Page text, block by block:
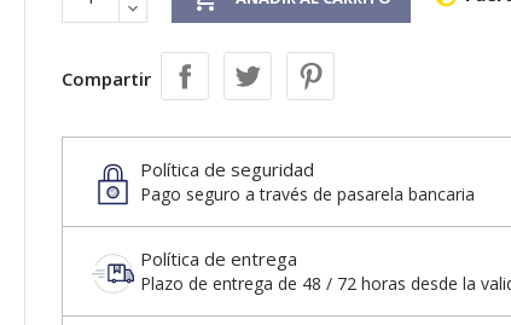
Compartir
Política de seguridad
Pago seguro a través de pasarela bancaria
Política de entrega
Plazo de entrega de 48 / 72 horas desde la